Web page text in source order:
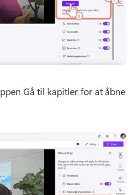
Gå til kapitler for at åbne